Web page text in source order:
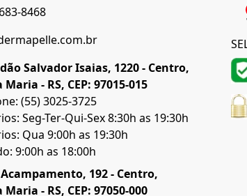
8468
Salvador Isaias, 1220 - Centro,
- RS, CEP: 97015-015
(55) 3025-3725
Seg-Ter-Qui-Sex 8:30h as 19:30h
Qua 9:00h as 19:30h
9:00h as 18:00h
192 - Centro,
- RS, CEP: 97050-000